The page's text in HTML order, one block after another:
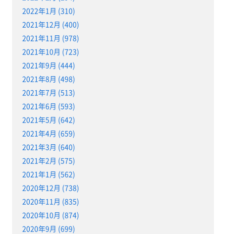
2022年1月 (310)
2021年12月 (400)
2021年11月 (978)
2021年10月 (723)
2021年9月 (444)
2021年8月 (498)
2021年7月 (513)
2021年6月 (593)
2021年5月 (642)
2021年4月 (659)
2021年3月 (640)
2021年2月 (575)
2021年1月 (562)
2020年12月 (738)
2020年11月 (835)
2020年10月 (874)
2020年9月 (699)